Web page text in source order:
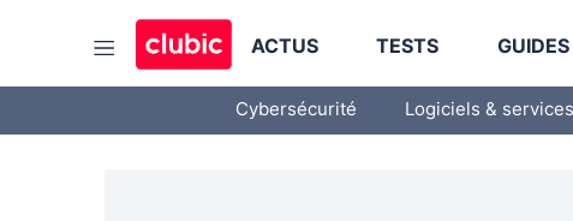
ACTUS TESTS GUIDES
Cybersécurité Logiciels & services